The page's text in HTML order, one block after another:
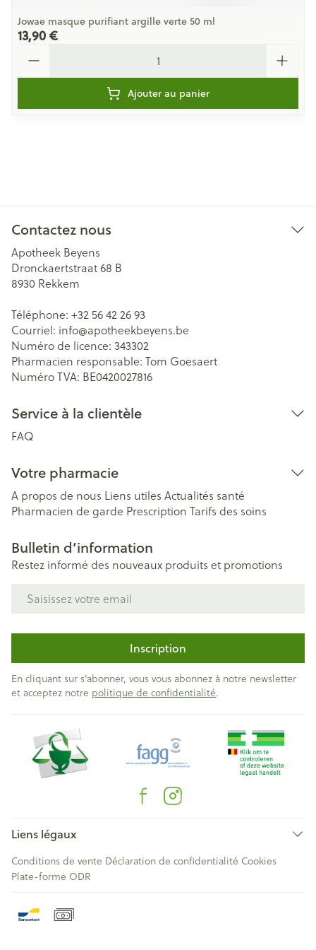
Jowae masque purifiant argille verte 50 ml
13,90 €
Ajouter au panier
Contactez nous
Apotheek Beyens
Dronckaertstraat 68 B
8930 Rekkem
Téléphone: +32 56 42 26 93
Courriel: info@apotheekbeyens.be
Numéro de licence: 343302
Pharmacien responsable: Tom Goesaert
Numéro TVA: BE0420027816
Service à la clientèle
FAQ
Votre pharmacie
A propos de nous Liens utiles Actualités santé
Pharmacien de garde Prescription Tarifs des soins
Bulletin d’information
Restez informé des nouveaux produits et promotions
Inscription
En cliquant sur s'abonner, vous vous abonnez à notre newsletter
et acceptez notre politique de confidentialité.
Liens légaux
Conditions de vente Déclaration de confidentialité Cookies
Plate-forme ODR